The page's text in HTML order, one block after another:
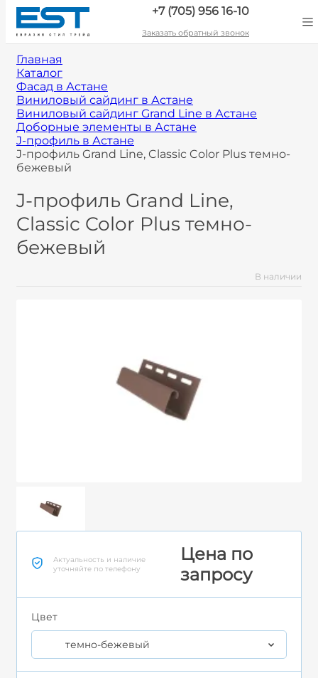
+7 (705) 956 16-10
Заказать обратный звонок
Главная
Каталог
Фасад в Астане
Виниловый сайдинг в Астане
Виниловый сайдинг Grand Line в Астане
Доборные элементы в Астане
J-профиль в Астане
J-профиль Grand Line, Classic Color Plus темно-
бежевый
J-профиль Grand Line,
Classic Color Plus темно-
бежевый
В наличии
Актуальность и наличие
уточняйте по телефону
Цена по
запросу
Цвет
темно-бежевый